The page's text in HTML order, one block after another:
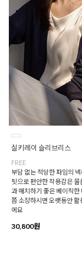
실키레이 슬리브리스
FREE
부담 없는 적당한 파임의
핏으로 편안한 착용감은 물
과 매치하기 좋은 베이직한
쯤 소장하시면 오랫동안 활
에요
30,800원